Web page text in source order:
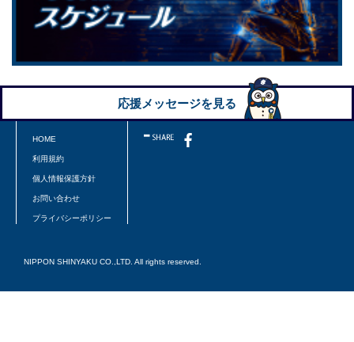
応援メッセージを見る
HOME
利用規約
個人情報保護方針
お問い合わせ
プライバシーポリシー
NIPPON SHINYAKU CO.,LTD. All rights reserved.